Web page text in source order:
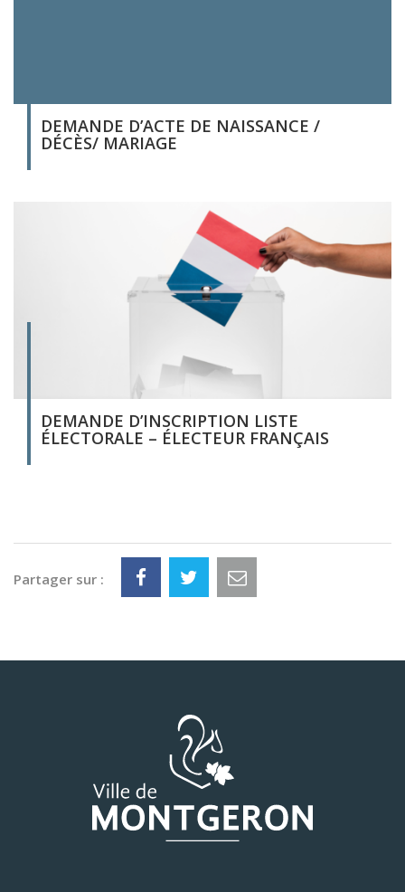
DEMANDE D’ACTE DE NAISSANCE /
DÉCÈS/ MARIAGE
DEMANDE D’INSCRIPTION LISTE
ÉLECTORALE – ÉLECTEUR FRANÇAIS
Partager sur :